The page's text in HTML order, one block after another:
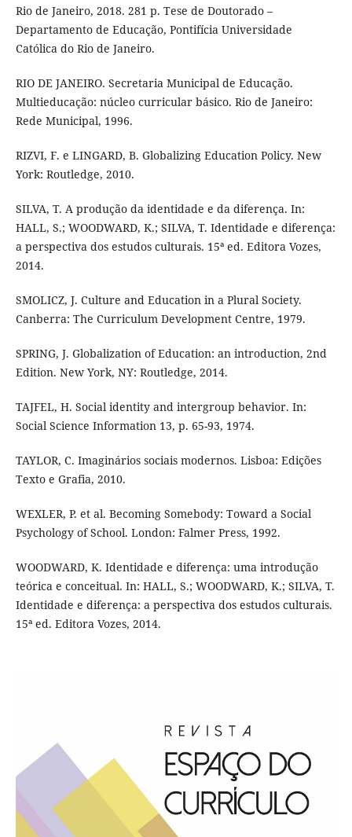
Rio de Janeiro, 2018. 281 p. Tese de Doutorado –
Departamento de Educação, Pontifícia Universidade
Católica do Rio de Janeiro.
RIO DE JANEIRO. Secretaria Municipal de Educação.
Multieducação: núcleo curricular básico. Rio de Janeiro:
Rede Municipal, 1996.
RIZVI, F. e LINGARD, B. Globalizing Education Policy. New
York: Routledge, 2010.
SILVA, T. A produção da identidade e da diferença. In:
HALL, S.; WOODWARD, K.; SILVA, T. Identidade e diferença:
a perspectiva dos estudos culturais. 15ª ed. Editora Vozes,
2014.
SMOLICZ, J. Culture and Education in a Plural Society.
Canberra: The Curriculum Development Centre, 1979.
SPRING, J. Globalization of Education: an introduction, 2nd
Edition. New York, NY: Routledge, 2014.
TAJFEL, H. Social identity and intergroup behavior. In:
Social Science Information 13, p. 65-93, 1974.
TAYLOR, C. Imaginários sociais modernos. Lisboa: Edições
Texto e Grafia, 2010.
WEXLER, P. et al. Becoming Somebody: Toward a Social
Psychology of School. London: Falmer Press, 1992.
WOODWARD, K. Identidade e diferença: uma introdução
teórica e conceitual. In: HALL, S.; WOODWARD, K.; SILVA, T.
Identidade e diferença: a perspectiva dos estudos culturais.
15ª ed. Editora Vozes, 2014.